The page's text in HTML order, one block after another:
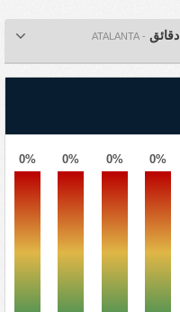
- ATALANTA
0% 0% 0% 0%